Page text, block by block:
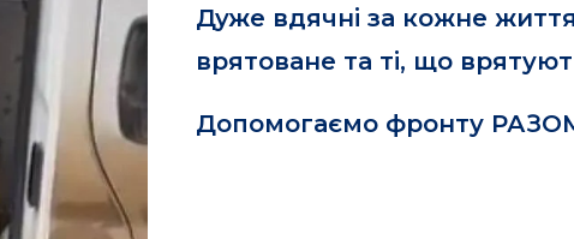
Дуже вдячні за кожне
врятоване та ті, що
Допомогаємо фронту